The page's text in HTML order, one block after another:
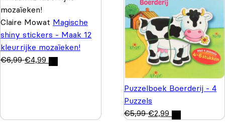
Claire Mowat Magische
shiny stickers - Maak 12
kleurrijke mozaïeken!
€6,99 €4,99
Puzzelboek Boerderij - 4
Puzzels
€5,99 €2,99